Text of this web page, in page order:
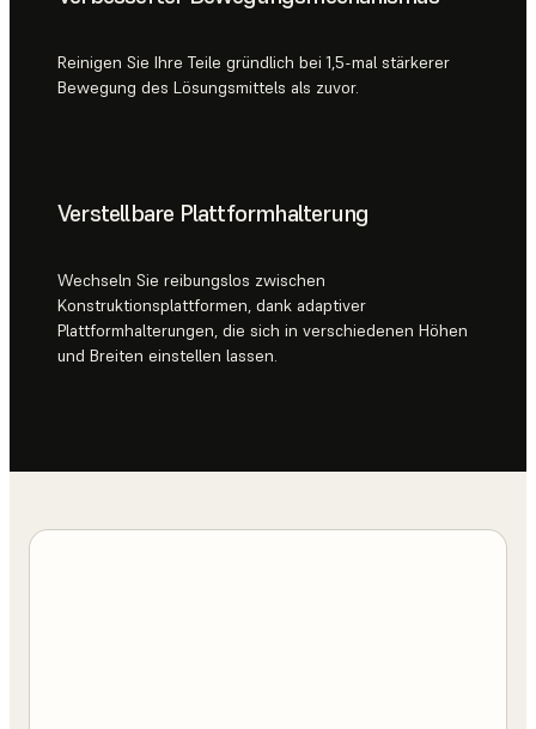
Reinigen Sie Ihre Teile gründlich bei 1,5-mal stärkerer
Bewegung des Lösungsmittels als zuvor.
Verstellbare Plattformhalterung
Wechseln Sie reibungslos zwischen
Konstruktionsplattformen, dank adaptiver
Plattformhalterungen, die sich in verschiedenen Höhen
und Breiten einstellen lassen.